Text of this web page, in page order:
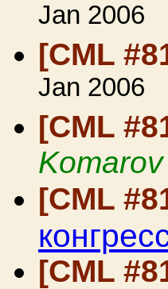
Jan 2006
[CML
Jan 2006
[CML
Komarov
[CML
[CML